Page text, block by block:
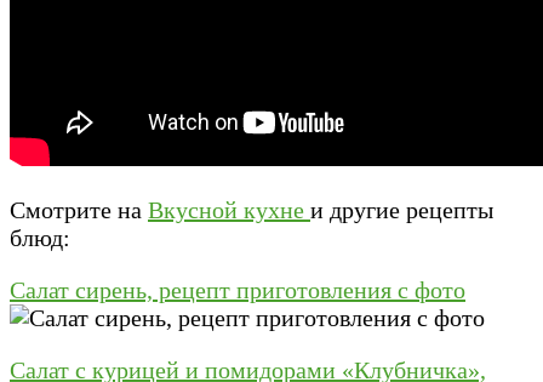
Смотрите на Вкусной кухне и другие рецепты
блюд:
Cалат сирень, рецепт приготовления с фото
Салат с курицей и помидорами «Клубничка»,